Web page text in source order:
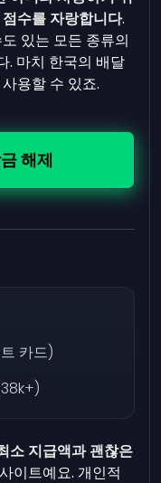
수를 자랑합니다.
있는 모든 종류의
. 마치 한국의 배달
용할 수 있죠.
해제
카드)
소 지급액과 괜찮은
사이트예요. 개인적